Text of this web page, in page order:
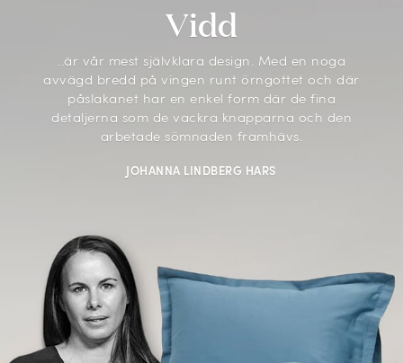
Vidd
..är vår mest självklara design. Med en noga
avvägd bredd på vingen runt örngottet och där
påslakanet har en enkel form där de fina
detaljerna som de vackra knapparna och den
arbetade sömnaden framhävs.
JOHANNA LINDBERG HARS